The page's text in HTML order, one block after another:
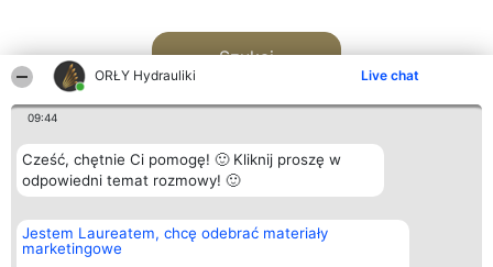
ORŁY Hydrauliki Live chat
09:44
Cześć, chętnie Ci pomogę! 🙂 Kliknij proszę w
odpowiedni temat rozmowy! 🙂
Jestem Laureatem, chcę odebrać materiały
marketingowe
Szukaj
Organizator plebiscytu
Bright Side Solutions sp. z o.
o. sp. k.
Plebiscyt
Laureaci
Kontakt
Kontakt